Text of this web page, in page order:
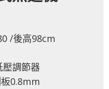
/後高98cm
調節器
0.8mm